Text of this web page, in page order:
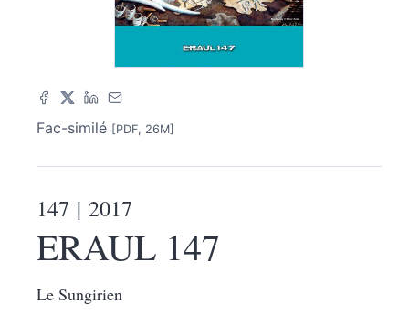
Fac-similé [PDF, 26M]
147 | 2017
ERAUL 147
Le Sungirien